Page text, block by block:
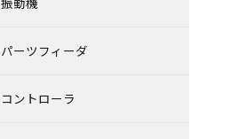
パーツフィーダ
コントローラ